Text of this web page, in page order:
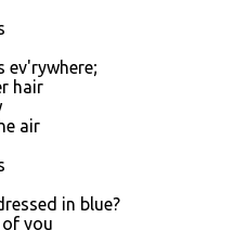
ev'rywhere;
hair
air
in blue?
of you